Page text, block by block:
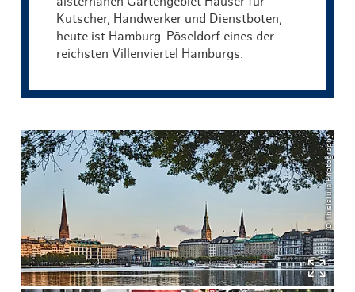
Kutscher, Handwerker und Dienstboten,
heute ist Hamburg-Pöseldorf eines der
reichsten Villenviertel Hamburgs.
© ThisIsJulia Photography